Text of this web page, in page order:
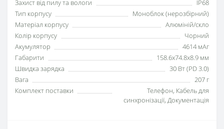
Захист від пилу та вологи
IP68
Тип корпусу
Моноблок (нерозбірний)
Матеріал корпусу
Алюміній/скло
Колір корпусу
Чорний
Акумулятор
4614 мАг
Габарити
158.6х74.8х8.9 мм
Швидка зарядка
30 Вт (PD 3.0)
Вага
207 г
Комплект поставки
Телефон, Кабель для
синхронізації, Документація